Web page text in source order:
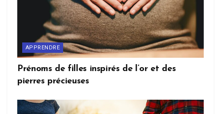
APPRENDRE
Prénoms de filles inspirés de l’or et des
pierres précieuses